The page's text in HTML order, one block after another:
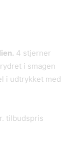
4 stjerner
i smagen
i udtrykket med
tilbudspris